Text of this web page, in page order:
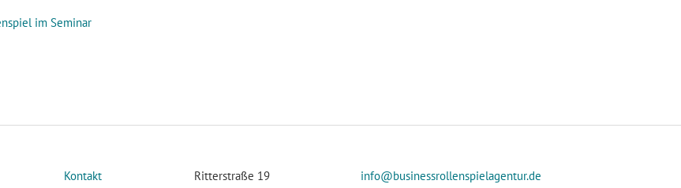
im Seminar
Kontakt
Ritterstraße 19
info@businessrollenspielagentur.de